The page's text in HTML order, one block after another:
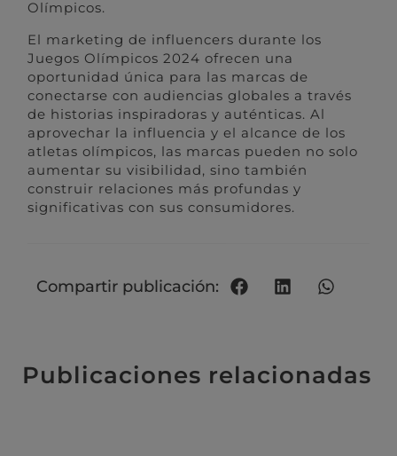
Olímpicos.
El marketing de influencers durante los
Juegos Olímpicos 2024 ofrecen una
oportunidad única para las marcas de
conectarse con audiencias globales a través
de historias inspiradoras y auténticas. Al
aprovechar la influencia y el alcance de los
atletas olímpicos, las marcas pueden no solo
aumentar su visibilidad, sino también
construir relaciones más profundas y
significativas con sus consumidores.
Compartir publicación:
Publicaciones relacionadas